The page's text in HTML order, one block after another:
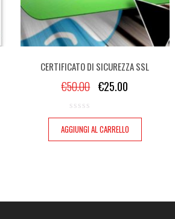
CERTIFICATO DI SICUREZZA SSL
€50.00 €25.00
AGGIUNGI AL CARRELLO